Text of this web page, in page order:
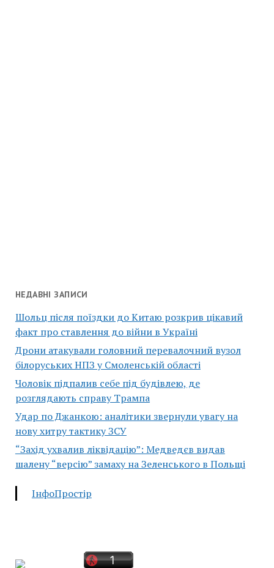
НЕДАВНІ ЗАПИСИ
Шольц після поїздки до Китаю розкрив цікавий
факт про ставлення до війни в Україні
Дрони атакували головний перевалочний вузол
білоруських НПЗ у Смоленській області
Чоловік підпалив себе під будівлею, де
розглядають справу Трампа
Удар по Джанкою: аналітики звернули увагу на
нову хитру тактику ЗСУ
“Захід ухвалив ліквідацію”: Медведєв видав
шалену “версію” замаху на Зеленського в Польщі
ІнфоПростір